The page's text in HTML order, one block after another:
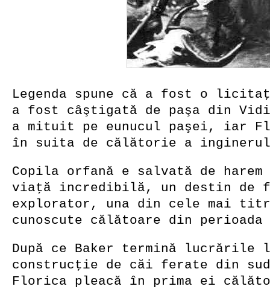
Legenda spune că a fost o
a fost câştigată de paşa din
a mituit pe eunucul paşei, iar
în suita de călătorie a
Copila orfană e salvată de
viaţă incredibilă, un destin de
explorator, una din cele mai
cunoscute călătoare din
După ce Baker termină lucrările
construcţie de căi ferate din
Florica pleacă în prima ei